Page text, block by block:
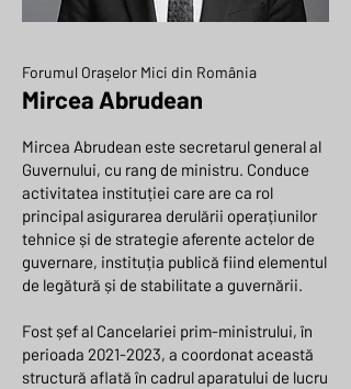
Forumul Orașelor Mici din România
Mircea Abrudean
Mircea Abrudean este secretarul general al
Guvernului, cu rang de ministru. Conduce
activitatea instituției care are ca rol
principal asigurarea derulării operațiunilor
tehnice și de strategie aferente actelor de
guvernare, instituția publică fiind elementul
de legătură și de stabilitate a guvernării.
Fost șef al Cancelariei prim-ministrului, în
perioada 2021-2023, a coordonat această
structură aflată în cadrul aparatului de lucru